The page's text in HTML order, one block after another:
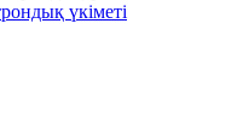
үкіметі